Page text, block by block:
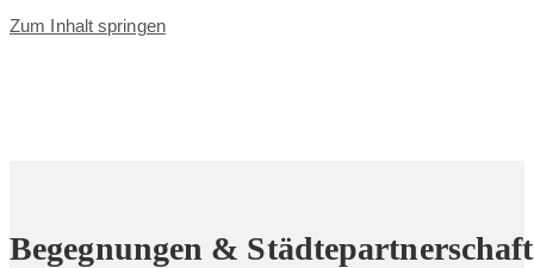
Zum Inhalt springen
Begegnungen &